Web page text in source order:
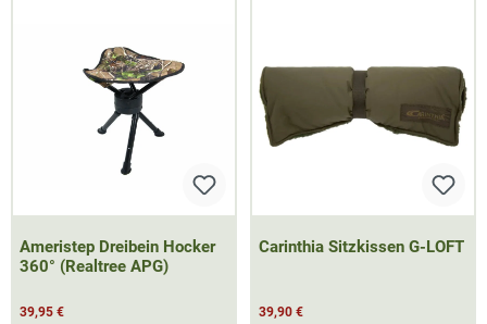
Ameristep Dreibein Hocker
360° (Realtree APG)
39,95 €
Carinthia Sitzkissen G-LOFT
39,90 €